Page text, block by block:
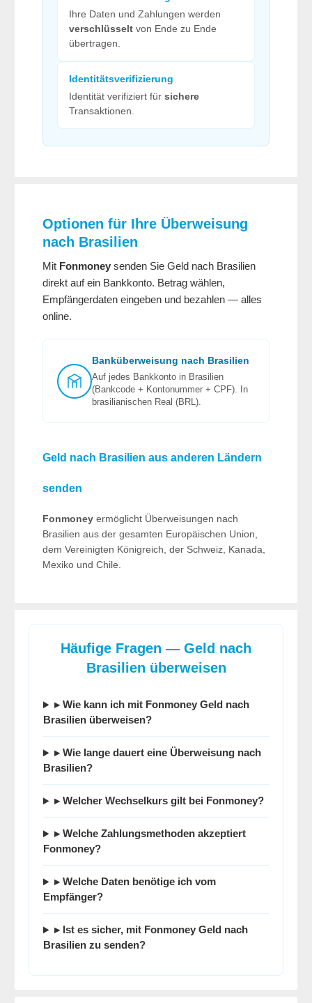
Ihre Daten und Zahlungen werden
verschlüsselt von Ende zu Ende
übertragen.
Identitätsverifizierung
Identität verifiziert für sichere
Transaktionen.
Optionen für Ihre Überweisung
nach Brasilien
Mit Fonmoney senden Sie Geld nach Brasilien
direkt auf ein Bankkonto. Betrag wählen,
Empfängerdaten eingeben und bezahlen — alles
online.
Banküberweisung nach Brasilien
Auf jedes Bankkonto in Brasilien
(Bankcode + Kontonummer + CPF). In
brasilianischen Real (BRL).
Geld nach Brasilien aus anderen Ländern
senden
Fonmoney ermöglicht Überweisungen nach
Brasilien aus der gesamten Europäischen Union,
dem Vereinigten Königreich, der Schweiz, Kanada,
Mexiko und Chile.
Häufige Fragen — Geld nach
Brasilien überweisen
▸ Wie kann ich mit FonmoneyGeld nach
Brasilien überweisen?
▸ Wie lange dauert eine Überweisung nach
Brasilien?
▸ Welcher Wechselkurs gilt bei Fonmoney?
▸ Welche Zahlungsmethoden akzeptiert
Fonmoney?
▸ Welche Daten benötige ich vom
Empfänger?
▸ Ist es sicher, mit FonmoneyGeld nach
Brasilien zu senden?